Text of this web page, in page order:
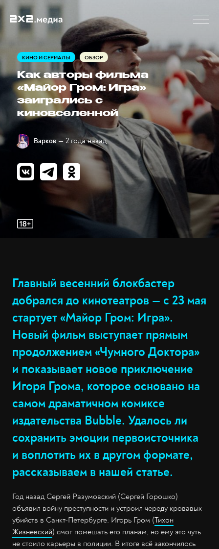
КИНО И СЕРИАЛЫ ОБЗОР
Как авторы фильма
«Майор Гром: Игра»
заигрались с
киновселенной
Варков — 2 года назад
Главный весенний блокбастер
добрался до кинотеатров — с 23 мая
стартует «Майор Гром: Игра».
Новый фильм выступает прямым
продолжением «Чумного Доктора»
и показывает новое приключение
Игоря Грома, которое основано на
самом драматичном комиксе
издательства Bubble. Удалось ли
сохранить эмоции первоисточника
и воплотить их в другом формате,
рассказываем в нашей статье.
Год назад Сергей Разумовский (Сергей Горошко)
объявил войну преступности и устроил череду кровавых
убийств в Санкт-Петербурге. Игорь Гром (Тихон
Жизневский) смог помешать его планам, но ему это чуть
не стоило карьеры в полиции. В итоге всё закончилось